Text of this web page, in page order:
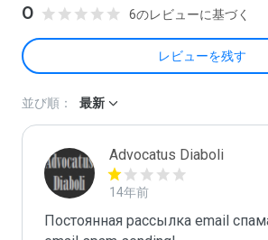
0 6のレビューに基づく
レビューを残す
並び順： 最新
Advocatus Diaboli
14年前
Постоянная рассылка email